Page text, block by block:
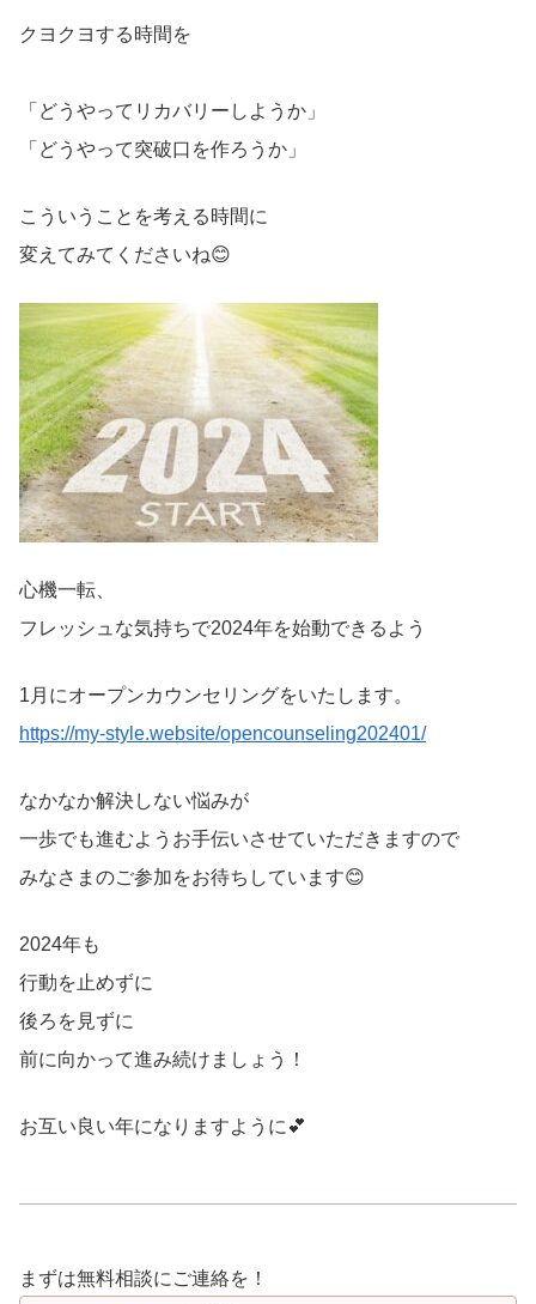
クヨクヨする時間を
「どうやってリカバリーしようか」
「どうやって突破口を作ろうか」
こういうことを考える時間に
変えてみてくださいね😊
心機一転、
フレッシュな気持ちで2024年を始動できるよう
1月にオープンカウンセリングをいたします。
https://my-style.website/opencounseling202401/
なかなか解決しない悩みが
一歩でも進むようお手伝いさせていただきますので
みなさまのご参加をお待ちしています😊
2024年も
行動を止めずに
後ろを見ずに
前に向かって進み続けましょう！
お互い良い年になりますように💕
まずは無料相談にご連絡を！